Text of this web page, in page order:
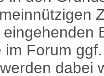
im Forum
dabei